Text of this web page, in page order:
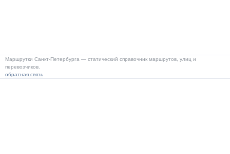
Маршрутки Санкт-Петербурга — статический справочник маршрутов, улиц и
перевозчиков.
обратная связь